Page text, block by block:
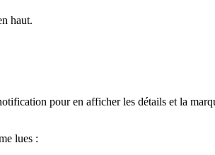
haut.
pour en afficher les détails et la
lues :